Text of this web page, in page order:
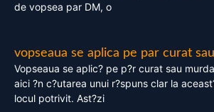
de vopsea par DM, o
vopseaua se aplica pe par curat
Vopseaua se aplic? pe p?r curat sau
aici ?n c?utarea unui r?spuns clar la
locul potrivit. Ast?zi